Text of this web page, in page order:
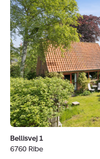
Bellisvej
1,
6760
Ribe
Bellisvej 1
6760 Ribe